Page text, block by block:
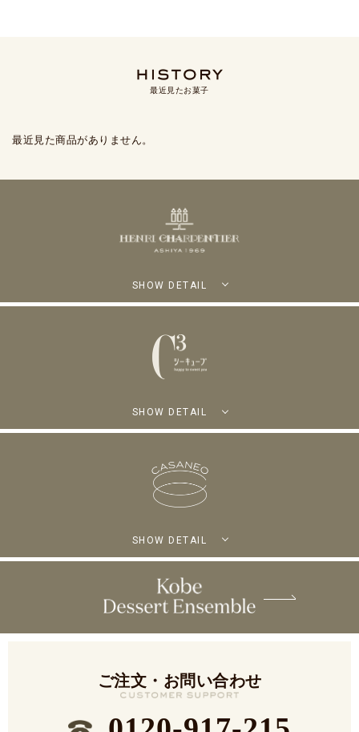
最近見たお菓子
最近見た商品がありません。
SHOW DETAIL
SHOW DETAIL
SHOW DETAIL
ご注文・お問い合わせ